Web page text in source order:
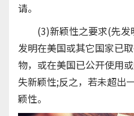
请。
(3)新颖性之要求(先发
发明在美国或其它国家已
物，或在美国已公开使用
失新颖性;反之，若未超出
颖性。